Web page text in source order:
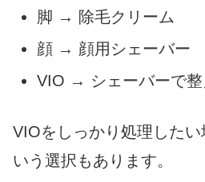
脚 → 除毛クリーム
顔 → 顔用シェーバー
VIO → シェーバーで整
VIOをしっかり処理した
いう選択もあります。